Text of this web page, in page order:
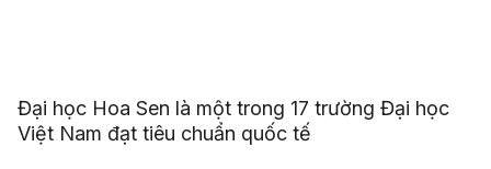
Đại học Hoa Sen là một trong 17 trường Đại học
Việt Nam đạt tiêu chuẩn quốc tế